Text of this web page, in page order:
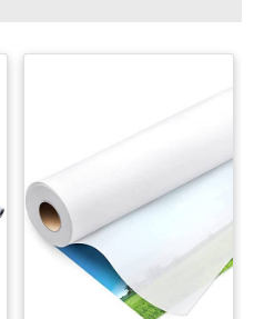
【Family Bucket Set】: The
clothing alterations, and
Easy to Store】: This mini
for modern living, weighing
making it very lightweight.
approximately 26 x 12 x 27
little desktop space.